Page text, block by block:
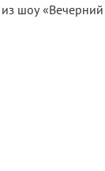
шоу «Вечерний